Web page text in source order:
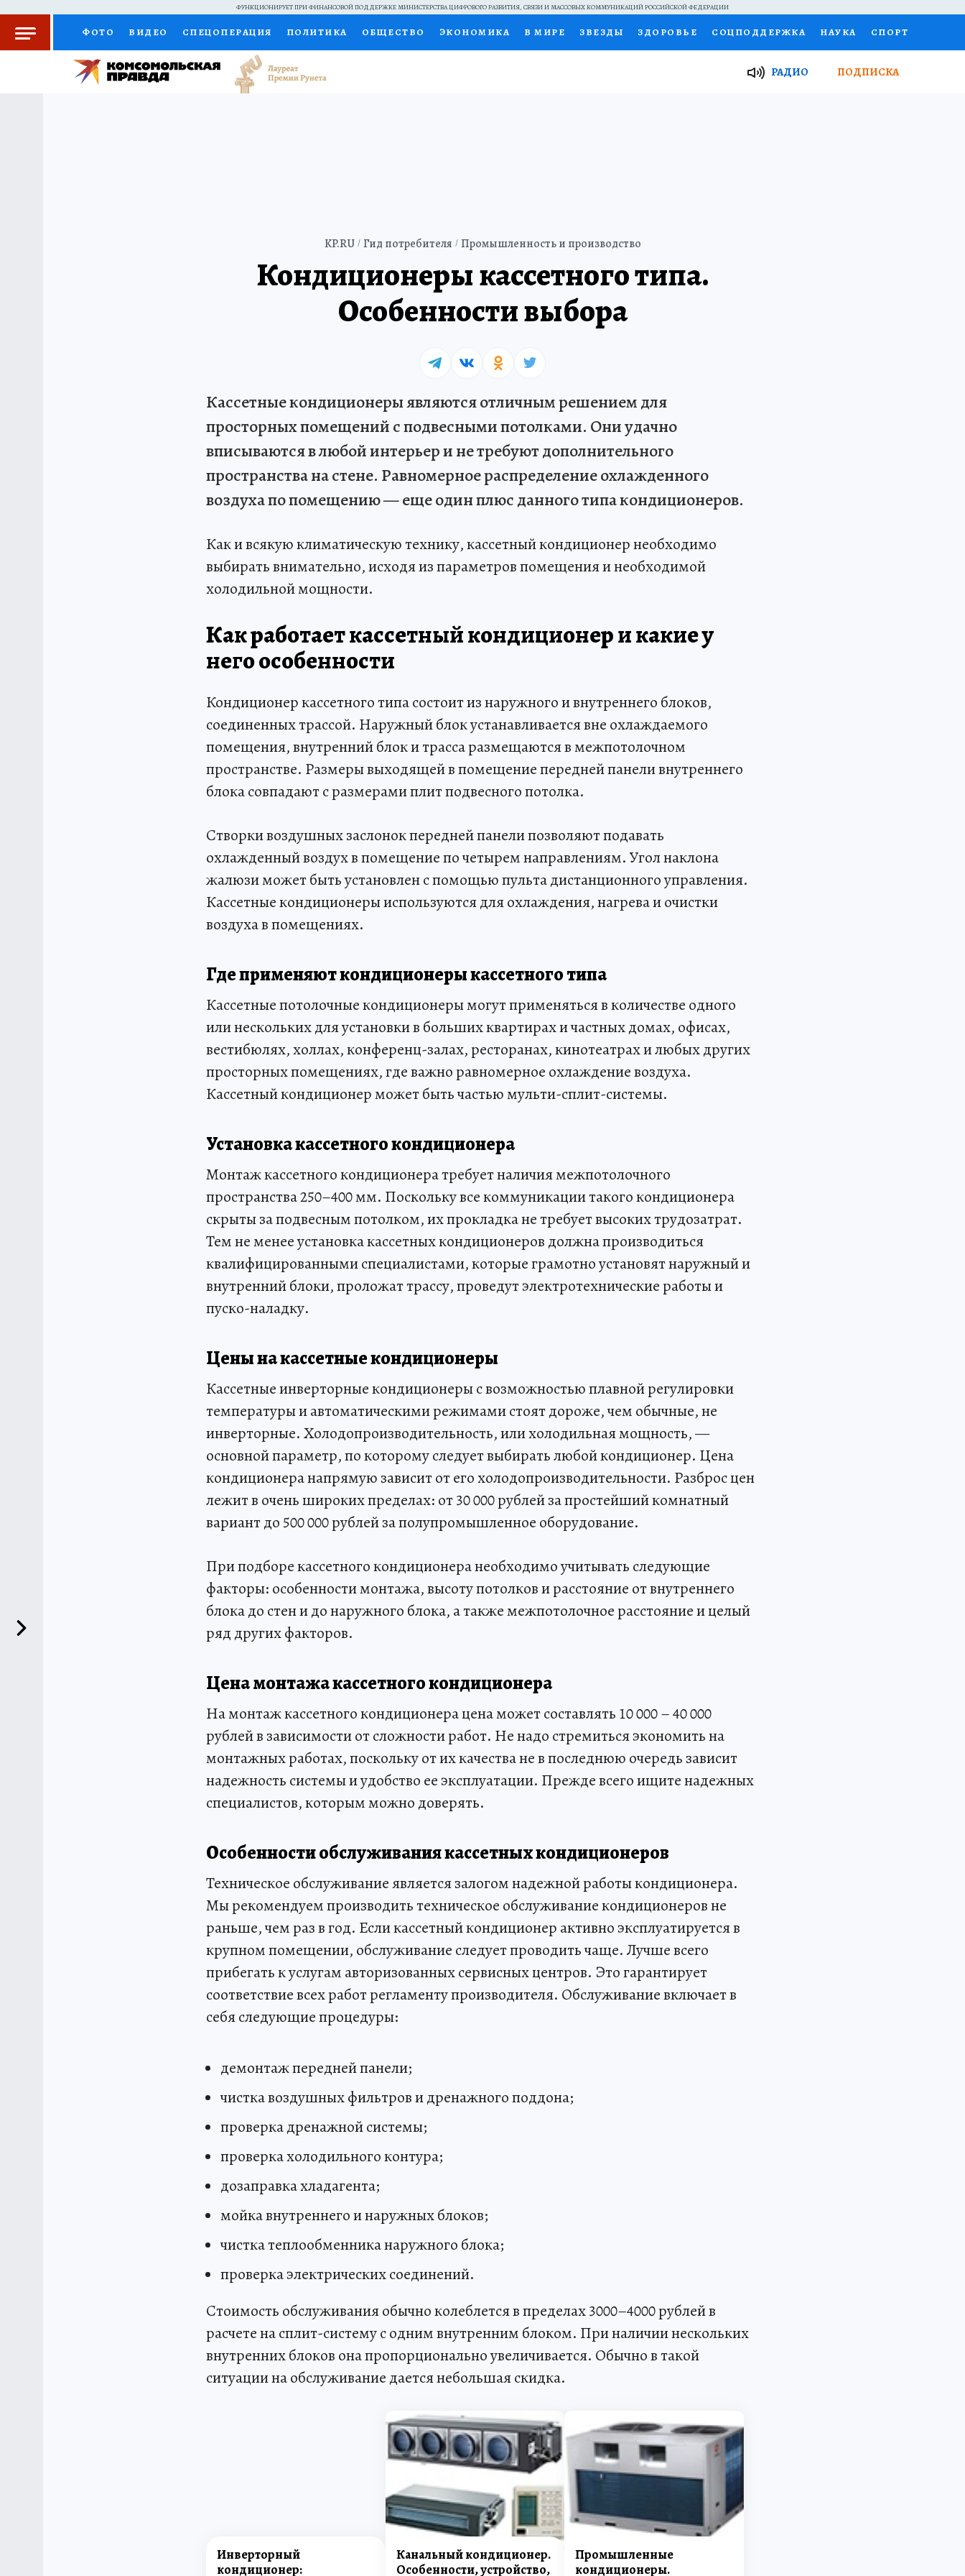
ФУНКЦИОНИРУЕТ ПРИ ФИНАНСОВОЙ ПОДДЕРЖКЕ МИНИСТЕРСТВА ЦИФРОВОГО РАЗВИТИЯ, СВЯЗИ И МАССОВЫХ КОММУНИКАЦИЙ РОССИЙСКОЙ ФЕДЕРАЦИИ
ФОТО ВИДЕО СПЕЦОПЕРАЦИЯ ПОЛИТИКА ОБЩЕСТВО ЭКОНОМИКА В МИРЕ ЗВЕЗДЫ ЗДОРОВЬЕ СОЦПОДДЕРЖКА НАУКА СПОРТ
КОЛУМНИСТЫ ПРОИСШЕСТВИЯ НАЦИОНАЛЬНЫЕ ПРОЕКТЫ РОССИИ Я ЗНАЮ СЕМЬЯ
РАДИО ПОДПИСКА
KP.RU Гид потребителя Промышленность и производство
Кондиционеры кассетного типа.
Особенности выбора
Кассетные кондиционеры являются отличным решением для
просторных помещений с подвесными потолками. Они удачно
вписываются в любой интерьер и не требуют дополнительного
пространства на стене. Равномерное распределение охлажденного
воздуха по помещению — еще один плюс данного типа кондиционеров.
Как и всякую климатическую технику, кассетный кондиционер необходимо
выбирать внимательно, исходя из параметров помещения и необходимой
холодильной мощности.
Как работает кассетный кондиционер и какие у
него особенности
Кондиционер кассетного типа состоит из наружного и внутреннего блоков,
соединенных трассой. Наружный блок устанавливается вне охлаждаемого
помещения, внутренний блок и трасса размещаются в межпотолочном
пространстве. Размеры выходящей в помещение передней панели внутреннего
блока совпадают с размерами плит подвесного потолка.
Створки воздушных заслонок передней панели позволяют подавать
охлажденный воздух в помещение по четырем направлениям. Угол наклона
жалюзи может быть установлен с помощью пульта дистанционного управления.
Кассетные кондиционеры используются для охлаждения, нагрева и очистки
воздуха в помещениях.
Где применяют кондиционеры кассетного типа
Кассетные потолочные кондиционеры могут применяться в количестве одного
или нескольких для установки в больших квартирах и частных домах, офисах,
вестибюлях, холлах, конференц-залах, ресторанах, кинотеатрах и любых других
просторных помещениях, где важно равномерное охлаждение воздуха.
Кассетный кондиционер может быть частью мульти-сплит-системы.
Установка кассетного кондиционера
Монтаж кассетного кондиционера требует наличия межпотолочного
пространства 250–400 мм. Поскольку все коммуникации такого кондиционера
скрыты за подвесным потолком, их прокладка не требует высоких трудозатрат.
Тем не менее установка кассетных кондиционеров должна производиться
квалифицированными специалистами, которые грамотно установят наружный и
внутренний блоки, проложат трассу, проведут электротехнические работы и
пуско-наладку.
Цены на кассетные кондиционеры
Кассетные инверторные кондиционеры с возможностью плавной регулировки
температуры и автоматическими режимами стоят дороже, чем обычные, не
инверторные. Холодопроизводительность, или холодильная мощность, —
основной параметр, по которому следует выбирать любой кондиционер. Цена
кондиционера напрямую зависит от его холодопроизводительности. Разброс цен
лежит в очень широких пределах: от 30 000 рублей за простейший комнатный
вариант до 500 000 рублей за полупромышленное оборудование.
При подборе кассетного кондиционера необходимо учитывать следующие
факторы: особенности монтажа, высоту потолков и расстояние от внутреннего
блока до стен и до наружного блока, а также межпотолочное расстояние и целый
ряд других факторов.
Цена монтажа кассетного кондиционера
На монтаж кассетного кондиционера цена может составлять 10 000 – 40 000
рублей в зависимости от сложности работ. Не надо стремиться экономить на
монтажных работах, поскольку от их качества не в последнюю очередь зависит
надежность системы и удобство ее эксплуатации. Прежде всего ищите надежных
специалистов, которым можно доверять.
Особенности обслуживания кассетных кондиционеров
Техническое обслуживание является залогом надежной работы кондиционера.
Мы рекомендуем производить техническое обслуживание кондиционеров не
раньше, чем раз в год. Если кассетный кондиционер активно эксплуатируется в
крупном помещении, обслуживание следует проводить чаще. Лучше всего
прибегать к услугам авторизованных сервисных центров. Это гарантирует
соответствие всех работ регламенту производителя. Обслуживание включает в
себя следующие процедуры:
демонтаж передней панели;
чистка воздушных фильтров и дренажного поддона;
проверка дренажной системы;
проверка холодильного контура;
дозаправка хладагента;
мойка внутреннего и наружных блоков;
чистка теплообменника наружного блока;
проверка электрических соединений.
Стоимость обслуживания обычно колеблется в пределах 3000–4000 рублей в
расчете на сплит-систему с одним внутренним блоком. При наличии нескольких
внутренних блоков она пропорционально увеличивается. Обычно в такой
ситуации на обслуживание дается небольшая скидка.
Инверторный
кондиционер:
Канальный кондиционер.
Особенности, устройство,
Промышленные
кондиционеры.